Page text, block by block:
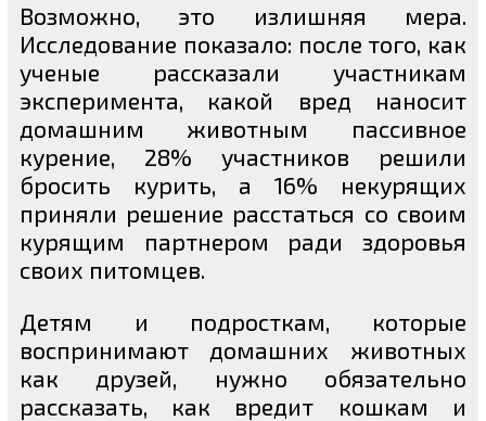
Возможно, это излишняя мера.
Исследование показало: после того, как
ученые рассказали участникам
эксперимента, какой вред наносит
домашним животным пассивное
курение, 28% участников решили
бросить курить, а 16% некурящих
приняли решение расстаться со своим
курящим партнером ради здоровья
своих питомцев.
Детям и подросткам, которые
воспринимают домашних животных
как друзей, нужно обязательно
рассказать, как вредит кошкам и